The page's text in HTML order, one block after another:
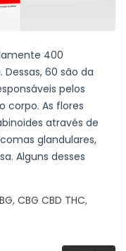
400
60 são da
pelos
corpo. As flores
através de
glandulares,
Alguns desses
, CBG CBD THC,